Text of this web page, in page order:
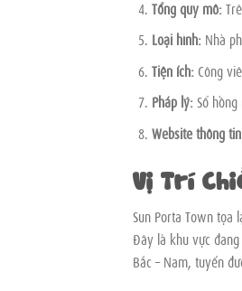
Tổng quy mô:
Loại hình:Nhà
Tiện ích:Công
Pháp lý:Sổ hồng
Website thông
Vị Trí
Sun Porta Town tọa
Đây là khu vực
Bắc – Nam, tuyến